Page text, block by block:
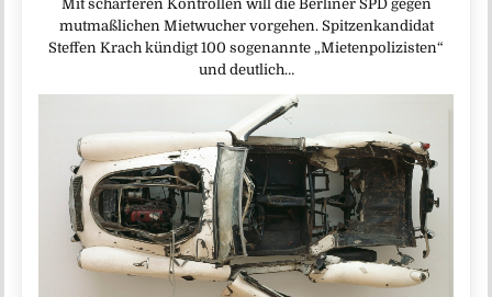
Mit scharferen Kontrollen will die Berliner SPD gegen
mutmaßlichen Mietwucher vorgehen. Spitzenkandidat
Steffen Krach kündigt 100 sogenannte „Mietenpolizisten“
und deutlich…